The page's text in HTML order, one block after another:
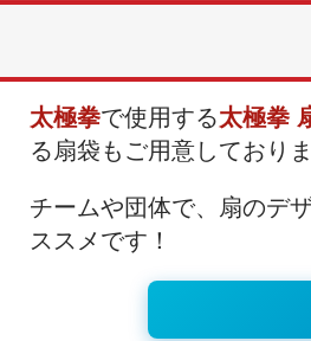
太極拳で使用する太極拳
る扇袋もご用意しておりま
チームや団体で、扇のデ
ススメです！